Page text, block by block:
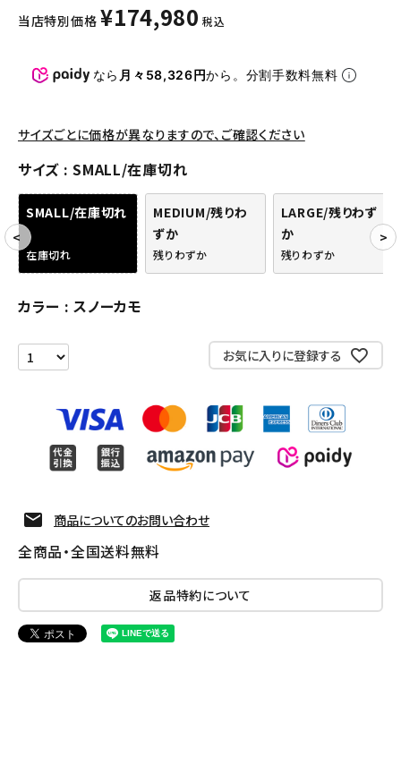
アクセサリー
CONTENTS
ACCOUNT MENU
ようこそ ゲスト 様
meeting_room ログイン
当店特別価格 ¥174,980 税込
なら 月々58,326円から。分割手数料無料
サイズごとに価格が異なりますので、ご確認ください
サイズ SMALL/在庫切れ
SMALL/在庫切れ
在庫切れ
MEDIUM/残りわ
ずか
残りわずか
LARGE/残りわず
か
残りわずか
カラー スノーカモ
お気に入りに登録する
商品についてのお問い合わせ
全商品・全国送料無料
返品特約について